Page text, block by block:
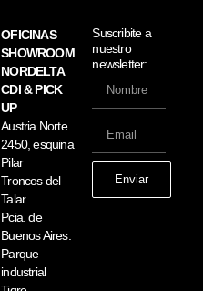
OFICINAS
SHOWROOM
NORDELTA
CDI & PICK
UP
Austria Norte
2450, esquina
Pilar
Troncos del
Talar
Pcia. de
Buenos Aires.
Parque
industrial
Suscribite a
nuestro
newsletter:
Enviar